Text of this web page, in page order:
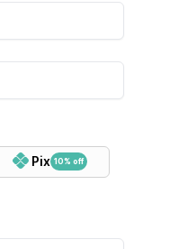
Pix 10% off